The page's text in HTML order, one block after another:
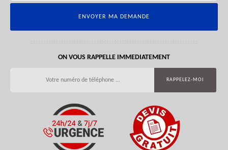
ON VOUS RAPPELLE IMMEDIATEMENT